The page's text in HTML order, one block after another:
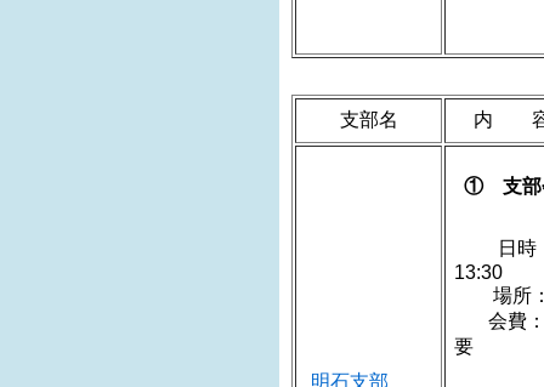
支部名 内
明石支部
① 支部
日時
場所：
会費